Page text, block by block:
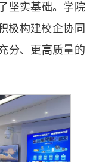
坚实基础。学院
极构建校企协同
分、更高质量的